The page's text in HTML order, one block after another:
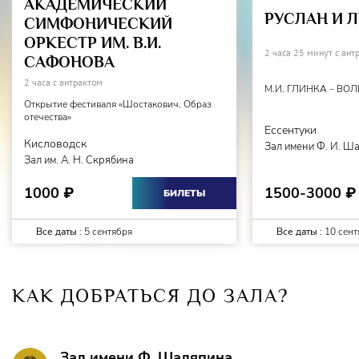
Вторая дама –Ксения Трофимова
Третья дама –Ольга Захарьева
Тамино, принц –
Зарастро, Верховный жрец Осириса и Исиды –
Алексей Еремин
Моностатос, мавр в услужении Зарастро –
Журавлёв
Оратор –Данил Литвинов
Папагена, невеста Папагено –Айшан Мамедова
АКАДЕМИЧЕСКИЙ
СИМФОНИЧЕСКИЙ
ОРКЕСТР ИМ. В.И.
САФОНОВА
2 часа с антрактом
Открытие фестиваля «Шостакович. Образ
отечества»
Кисловодск
Зал им. А. Н. Скрябина
1000 ₽ БИЛЕТЫ
Все даты : 5 сентября
РУСЛАН И
2 часа 25 минут с
М.И. ГЛИНКА –
Ессентуки
Зал имени Ф. И.
1500-3000 ₽
Все даты : 10
КАК ДОБРАТЬСЯ ДО ЗАЛА?